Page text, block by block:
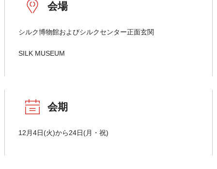
会場
シルク博物館およびシルクセンター正面玄関
SILK MUSEUM
会期
12月4日(火)から24日(月・祝)